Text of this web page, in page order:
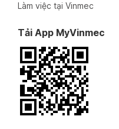
Làm việc tại Vinmec
Tải App MyVinmec